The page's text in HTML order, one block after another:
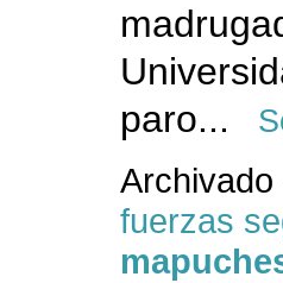
paro...
Archivado
fuerzas